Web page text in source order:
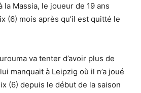
la Massia, le joueur de 19 ans
(6) mois après qu’il est quitté le
va tenter d’avoir plus de
manquait à Leipzig où il n’a joué
(6) depuis le début de la saison